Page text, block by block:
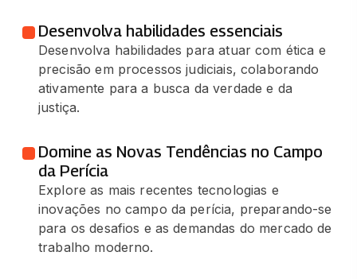
Desenvolva habilidades essenciais
Desenvolva habilidades para atuar com ética e
precisão em processos judiciais, colaborando
ativamente para a busca da verdade e da
justiça.
Domine as Novas Tendências no Campo
da Perícia
Explore as mais recentes tecnologias e
inovações no campo da perícia, preparando-se
para os desafios e as demandas do mercado de
trabalho moderno.